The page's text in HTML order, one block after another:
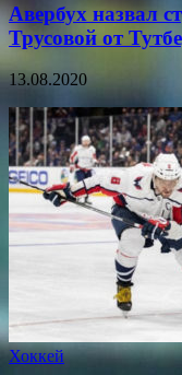
Авербух назвал
Трусовой от
13.08.2020
Хоккей